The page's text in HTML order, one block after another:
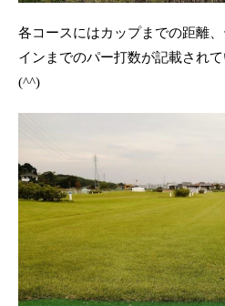
各コースにはカップまでの距離
インまでのパー打数が記載され
(^^)